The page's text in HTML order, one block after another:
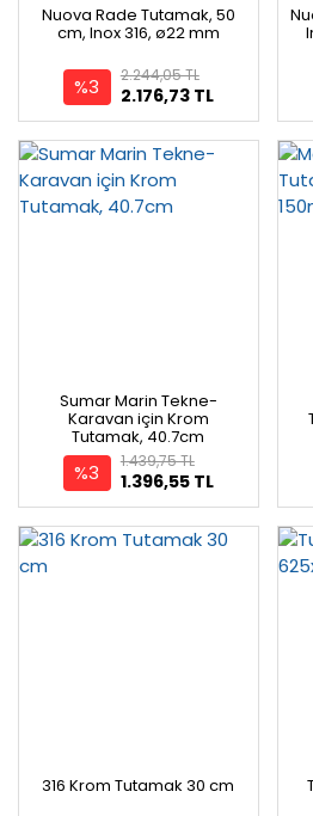
Nuova Rade Tutamak, 50
cm, Inox 316, ø22 mm
%3 2.176,73 TL
2.244,05 TL
Sumar Marin Tekne-
Karavan için Krom
Tutamak, 40.7cm
%3 1.396,55 TL
1.439,75 TL
316 Krom Tutamak 30 cm